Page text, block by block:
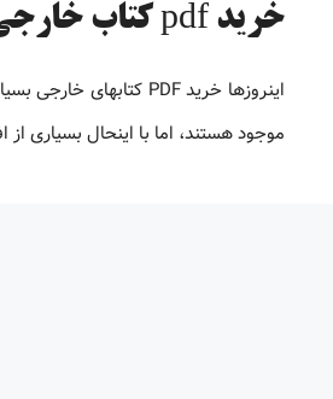
خرید pdf کتاب خارجی [تا 98% تخفیف]
موجود هستند، اما با اینحال بسیاری